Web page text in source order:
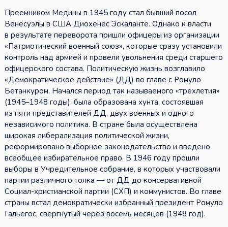
Преемником Медины в 1945 году стал бывший посол
Венесуэлы в США Диохенес Эскаланте. Однако к власти
в результате переворота пришли офицеры из организации
«Патриотический военный союз», которые сразу установили
контроль над армией и провели увольнения среди старшего
офицерского состава. Политическую жизнь возглавило
«Демократическое действие» (ДД) во главе с Ромуло
Бетанкуром. Начался период так называемого «трёхлетия»
(1945–1948 годы): была образована хунта, состоявшая
из пяти представителей ДД, двух военных и одного
независимого политика. В стране была осуществлена
широкая либерализация политической жизни,
реформировано выборное законодательство и введено
всеобщее избирательное право. В 1946 году прошли
выборы в Учредительное собрание, в которых участвовали
партии различного толка — от ДД до консервативной
Социал-христианской партии (СХП) и коммунистов. Во главе
страны встал демократически избранный президент Ромуло
Гальегос, свергнутый через восемь месяцев (1948 год).